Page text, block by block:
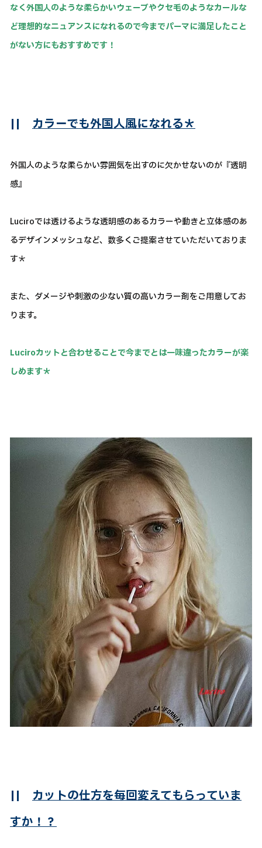
なく外国人のような柔らかいウェーブやクセ毛のようなカールな
ど理想的なニュアンスになれるので今までパーマに満足したこと
がない方にもおすすめです！
|| カラーでも外国人風になれる＊
外国人のような柔らかい雰囲気を出すのに欠かせないのが『透明
感』
Luciroでは透けるような透明感のあるカラーや動きと立体感のあ
るデザインメッシュなど、数多くご提案させていただいておりま
す＊
また、ダメージや刺激の少ない質の高いカラー剤をご用意してお
ります。
Luciroカットと合わせることで今までとは一味違ったカラーが楽
しめます＊
|| カットの仕方を毎回変えてもらっていま
すか！？